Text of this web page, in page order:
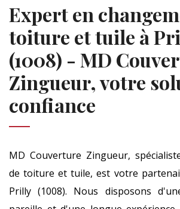
Expert en
toiture et tuile à
(1008) - MD
Zingueur, votre
confiance
MD Couverture Zingueur,
de toiture et tuile, est votre
Prilly (1008). Nous disposons